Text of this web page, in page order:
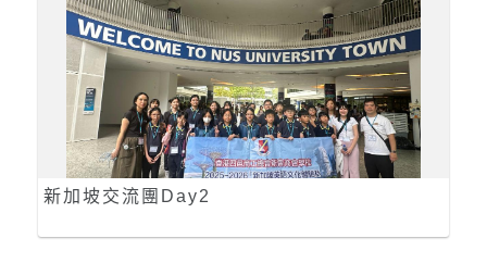
新加坡交流團Day2